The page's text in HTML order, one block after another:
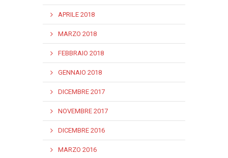
APRILE 2018
MARZO 2018
FEBBRAIO 2018
GENNAIO 2018
DICEMBRE 2017
NOVEMBRE 2017
DICEMBRE 2016
MARZO 2016